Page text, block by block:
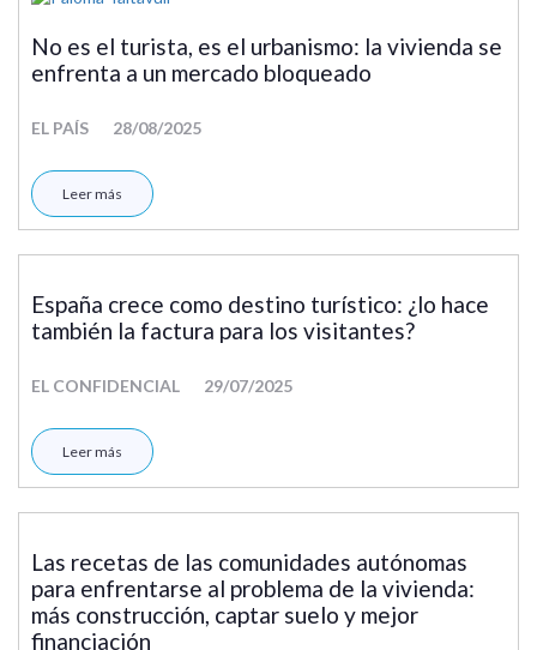
No es el turista, es el urbanismo: la vivienda se
enfrenta a un mercado bloqueado
EL PAÍS 28/08/2025
Leer más
España crece como destino turístico: ¿lo hace
también la factura para los visitantes?
EL CONFIDENCIAL 29/07/2025
Leer más
Las recetas de las comunidades autónomas
para enfrentarse al problema de la vivienda:
más construcción, captar suelo y mejor
financiación